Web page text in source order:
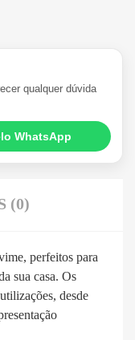
qualquer dúvida
WhatsApp
(0)
perfeitos para
sua casa. Os
desde